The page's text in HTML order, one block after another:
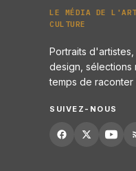
LE MÉDIA DE
CULTURE
Portraits
design, sélections
temps de
SUIVEZ-NOUS